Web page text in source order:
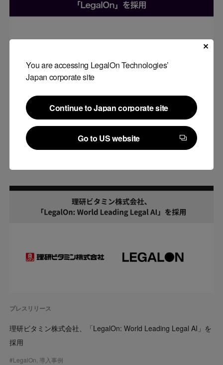
You are accessing LegalOn Technologies’
Japan corporate site
Continue to Japan corporate site
Continue to Japan corporate site
Go to US website
Go to US website
プレスリリース
LegalOn
プレスリリース
理研ビタミン株式会社、「LegalOn: World Leading Legal AI」を
採用
#LegalOn 導入事例